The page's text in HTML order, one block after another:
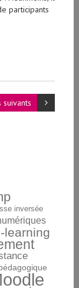
participants
suivants
inversée
learning